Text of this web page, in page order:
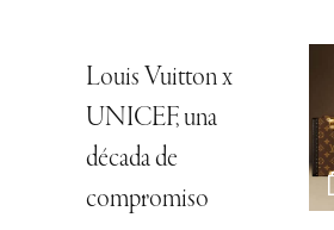
Louis Vuitton x
UNICEF, una
década de
compromiso